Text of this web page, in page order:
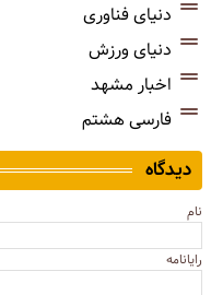
دنیای فناوری
دنیای ورزش
اخبار مشهد
فارسی هشتم
دیدگاه
نام
رایانامه